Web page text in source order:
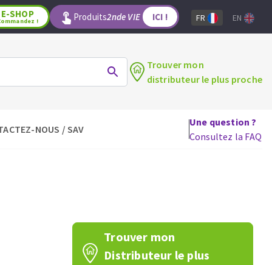
OUTILS POUR LE BOIS
Fraises carbure
Fers et plaquettes
Lames de scie à ruban
E-SHOP
! Produits2nde VIE ICI ! FR EN
Trouver mon
distributeur le plus proche
NOUS / SAV
Une question ?
Consultez la FAQ
Trouver mon
Distributeur le plus